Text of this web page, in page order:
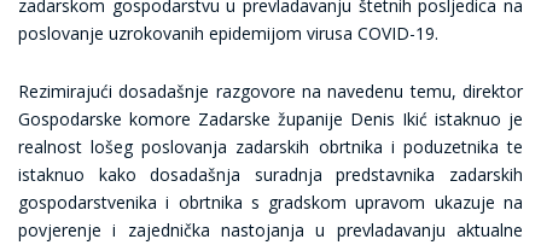
zadarskom gospodarstvu u prevladavanju štetnih posljedica na
poslovanje uzrokovanih epidemijom virusa COVID-19.
Rezimirajući dosadašnje razgovore na navedenu temu, direktor
Gospodarske komore Zadarske županije Denis Ikić istaknuo je
realnost lošeg poslovanja zadarskih obrtnika i poduzetnika te
istaknuo kako dosadašnja suradnja predstavnika zadarskih
gospodarstvenika i obrtnika s gradskom upravom ukazuje na
povjerenje i zajednička nastojanja u prevladavanju aktualne